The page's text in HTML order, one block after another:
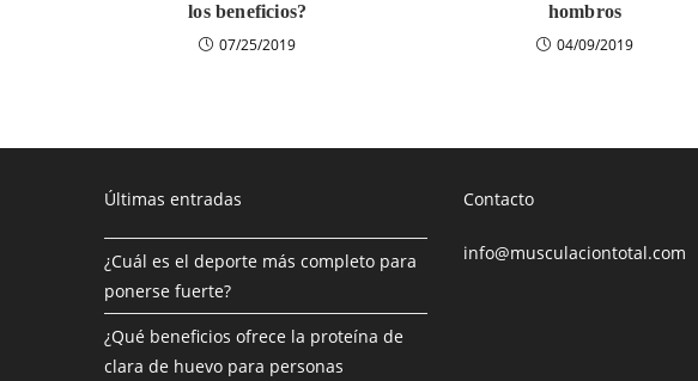
los beneficios?
07/25/2019
hombros
04/09/2019
Últimas entradas
¿Cuál es el deporte más completo para
ponerse fuerte?
¿Qué beneficios ofrece la proteína de
clara de huevo para personas
Contacto
info@musculaciontotal.com